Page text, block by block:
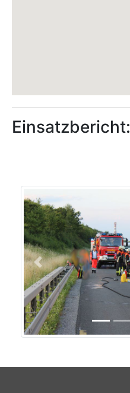
Einsatzbericht:
Previous